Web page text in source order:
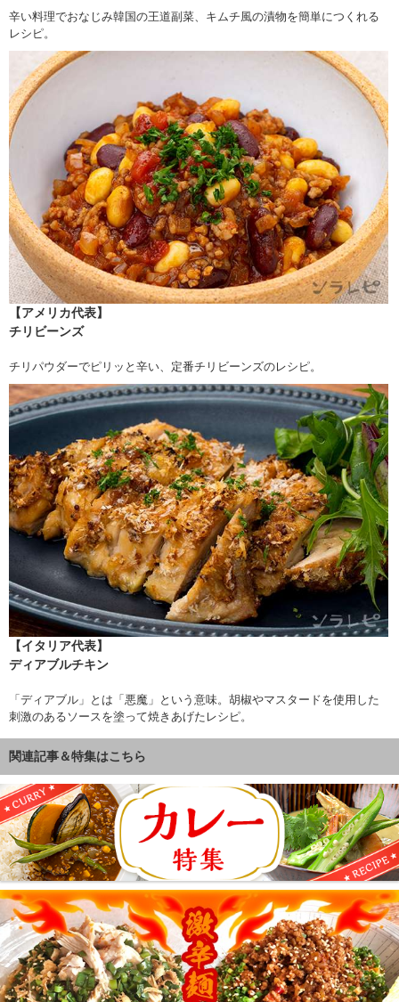
辛い料理でおなじみ韓国の王道副菜、キムチ風の漬物を簡単につくれる
レシピ。
【アメリカ代表】
チリビーンズ
チリパウダーでピリッと辛い、定番チリビーンズのレシピ。
【イタリア代表】
ディアブルチキン
「ディアブル」とは「悪魔」という意味。胡椒やマスタードを使用した
刺激のあるソースを塗って焼きあげたレシピ。
関連記事＆特集はこちら